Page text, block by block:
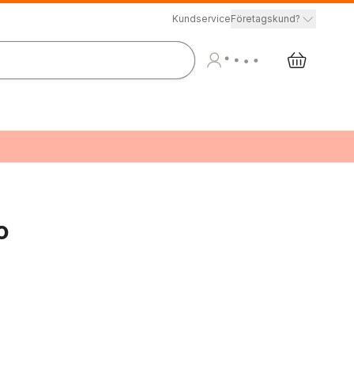
KundserviceFöretagskund?